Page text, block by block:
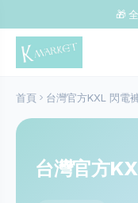
🎁
首頁 台灣官方KXL 閃電
台灣官方